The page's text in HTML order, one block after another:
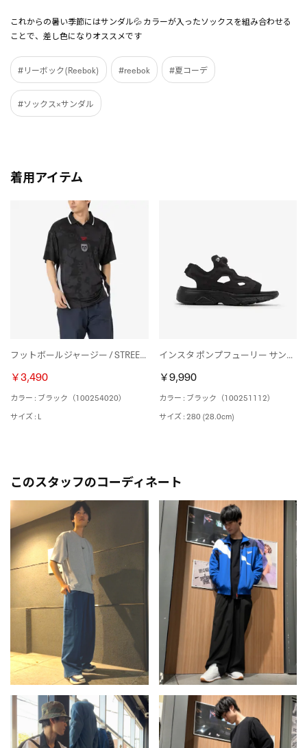
これからの暑い季節にはサンダル💦 カラーが入ったソックスを組み合わせる
ことで、差し色になりオススメです
#リーボック(Reebok) #reebok #夏コーデ
#ソックス×サンダル
着用アイテム
フットボールジャージー / STREET SPORT FOOTBALL JERSEY （ブラック）
￥3,490
カラー : ブラック（100254020）
サイズ : L
インスタ ポンプフューリー サンダル / INSTAPUMP FURY SANDAL （ブラック）
￥9,990
カラー : ブラック（100251112）
サイズ : 280 (28.0cm)
このスタッフのコーディネート